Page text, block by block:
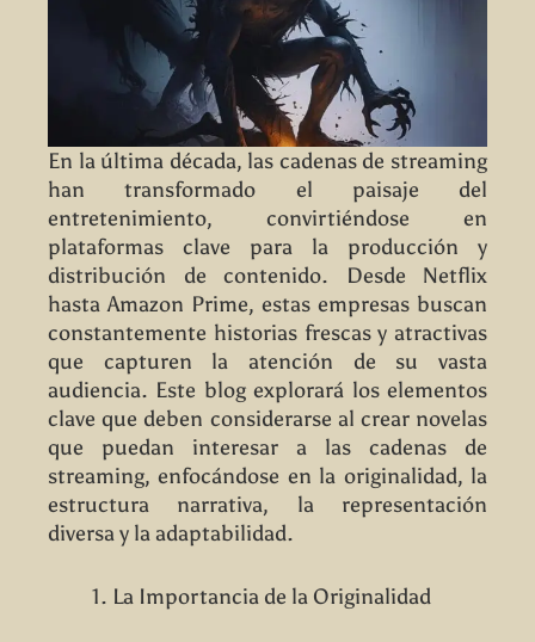
En la última década, las cadenas de streaming
han transformado el paisaje del
entretenimiento, convirtiéndose en
plataformas clave para la producción y
distribución de contenido. Desde Netflix
hasta Amazon Prime, estas empresas buscan
constantemente historias frescas y atractivas
que capturen la atención de su vasta
audiencia. Este blog explorará los elementos
clave que deben considerarse al crear novelas
que puedan interesar a las cadenas de
streaming, enfocándose en la originalidad, la
estructura narrativa, la representación
diversa y la adaptabilidad.
La Importancia de la Originalidad